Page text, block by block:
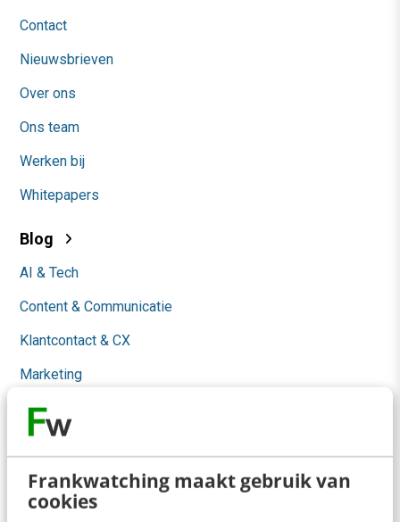
Frankwatching maakt gebruik van
cookies
Contact
Nieuwsbrieven
Over ons
Ons team
Werken bij
Whitepapers
Blog
AI & Tech
Content & Communicatie
Klantcontact & CX
Marketing
Social
Themanieuwsbrieven
Community